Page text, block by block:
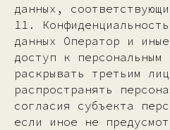
данных,
11.
данных Оператор и
доступ к
раскрывать третьим
распространять
согласия субъекта
если иное не